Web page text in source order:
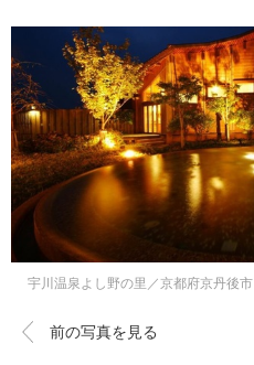
宇川温泉よし野の里／京都府京丹後市
前の写真を見る